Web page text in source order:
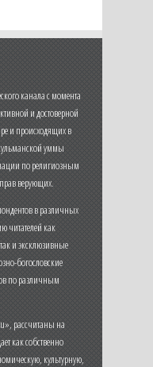
канала с момента
и достоверной
и происходящих в
уммы
по религиозным
верующих.
в различных
читателей как
и эксклюзивные
богословские
по различным
рассчитаны на
как собственно
культурную,